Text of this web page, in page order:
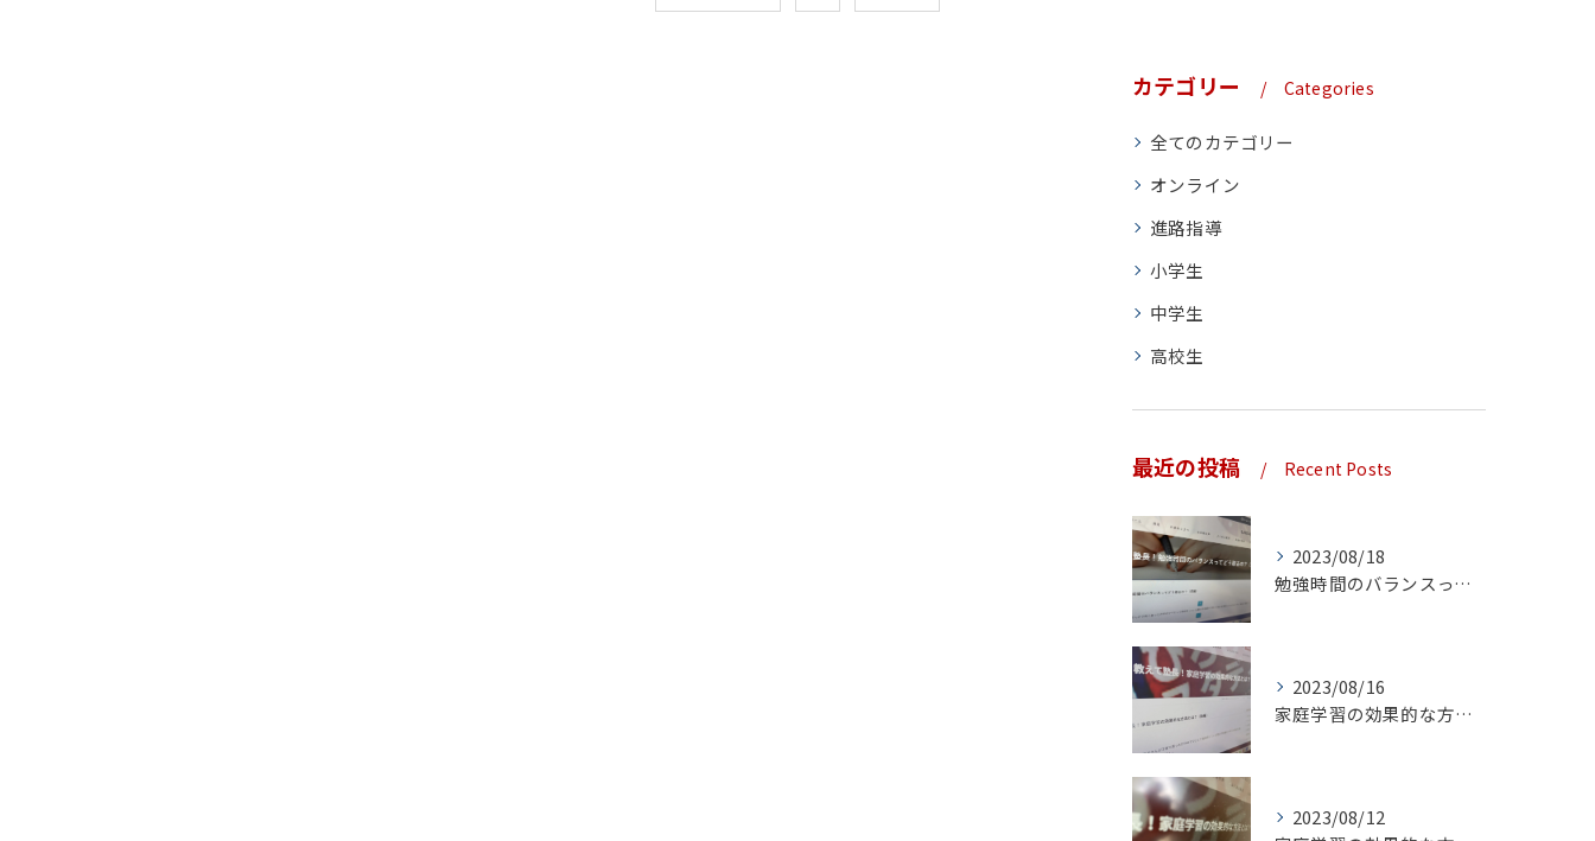
カテゴリー Categories
全てのカテゴリー
オンライン
進路指導
小学生
中学生
高校生
最近の投稿 Recent Posts
2023/08/18
勉強時間のバランスってどう取るの？（前編）
2023/08/16
家庭学習の効果的な方法とは？（後編）
2023/08/12